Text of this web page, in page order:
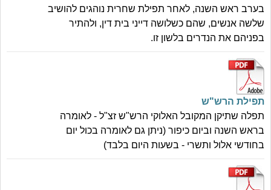
בערב ראש השנה, לאחר תפילת שחרית נוהגים להושיב
שלשה אנשים, שהם כשלושה דייני בית דין, ולהתיר
בפניהם את הנדרים בלשון זו.
תפילת הרש"ש
תפלה שתיקן המקובל האלוקי הרש"ש זצ"ל - לאומרה
בראש השנה וביום כיפור (ניתן גם לאומרה בכול יום
בחודשי אלול ותשרי - בשעות היום בלבד)